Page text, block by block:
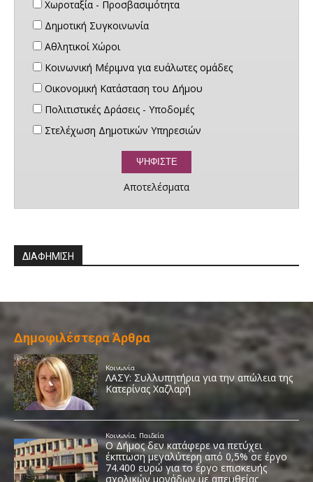
Χωροταξία - Προσβασιμότητα
Δημοτική Συγκοινωνία
Αθλητικοί Χώροι
Κοινωνική Μέριμνα για ευάλωτες ομάδες
Οικονομική Κατάσταση του Δήμου
Πολιτιστικές Δράσεις - Υποδομές
Στελέχωση Δημοτικών Υπηρεσιών
Αποτελέσματα
ΔΙΑΦΗΜΙΣΗ
Δημοφιλέστερα Άρθρα